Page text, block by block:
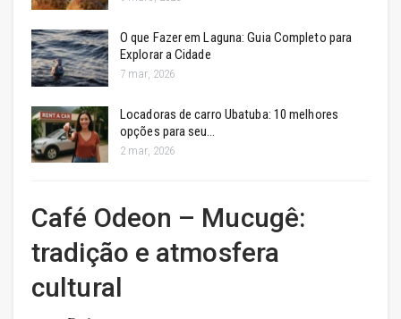
O que Fazer em Laguna: Guia Completo para
Explorar a Cidade
7 mar, 2026
Locadoras de carro Ubatuba: 10 melhores
opções para seu…
2 mar, 2026
Café Odeon – Mucugê:
tradição e atmosfera
cultural